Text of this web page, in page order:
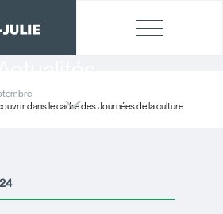
dans le cadre des Journées de la culture